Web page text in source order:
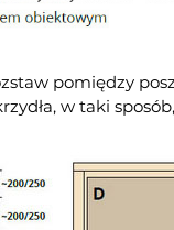
pomiędzy
w taki